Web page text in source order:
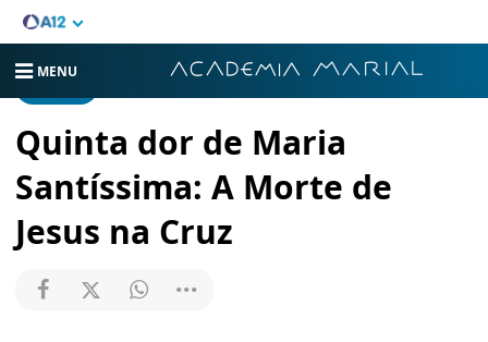
MENU
Quinta dor de Maria
Santíssima: A Morte de
Jesus na Cruz